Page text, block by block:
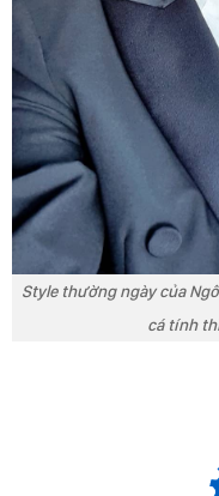
Style thường ngày của
cá tính